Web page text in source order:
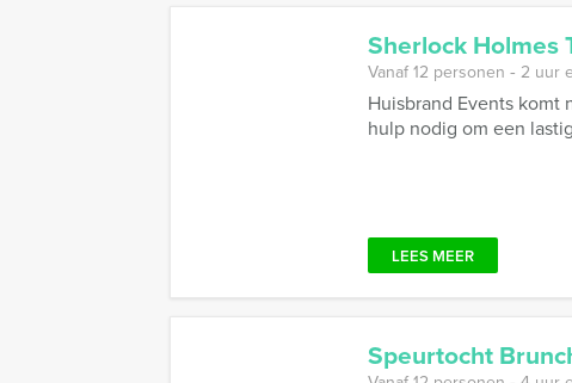
Sherlock Holmes
Vanaf 12 personen ‐ 2 uur
Huisbrand Events
hulp nodig om een
LEES MEER
Speurtocht